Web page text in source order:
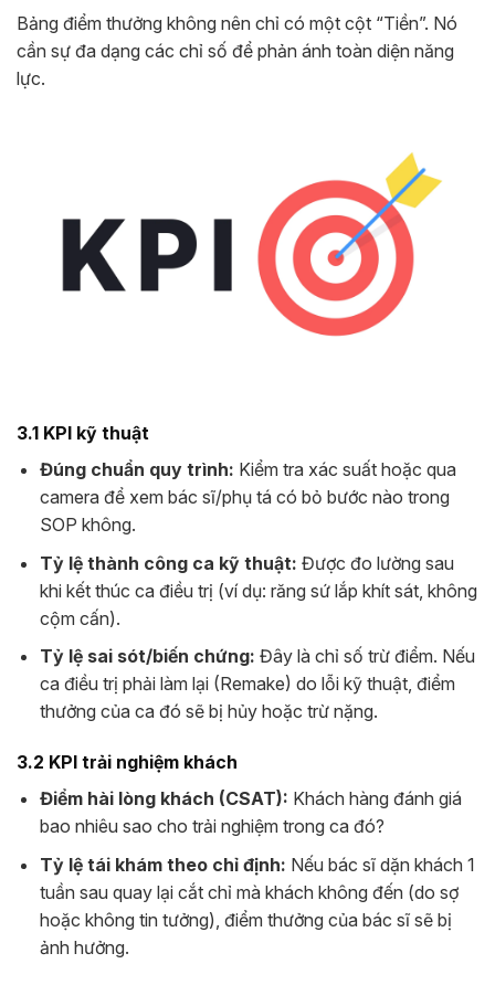
Bảng điểm thưởng không nên chỉ có một cột “Tiền”. Nó
cần sự đa dạng các chỉ số để phản ánh toàn diện năng
lực.
3.1 KPI kỹ thuật
Đúng chuẩn quy trình: Kiểm tra xác suất hoặc qua
camera để xem bác sĩ/phụ tá có bỏ bước nào trong
SOP không.
Tỷ lệ thành công ca kỹ thuật: Được đo lường sau
khi kết thúc ca điều trị (ví dụ: răng sứ lắp khít sát, không
cộm cấn).
Tỷ lệ sai sót/biến chứng: Đây là chỉ số trừ điểm. Nếu
ca điều trị phải làm lại (Remake) do lỗi kỹ thuật, điểm
thưởng của ca đó sẽ bị hủy hoặc trừ nặng.
3.2 KPI trải nghiệm khách
Điểm hài lòng khách (CSAT): Khách hàng đánh giá
bao nhiêu sao cho trải nghiệm trong ca đó?
Tỷ lệ tái khám theo chỉ định: Nếu bác sĩ dặn khách 1
tuần sau quay lại cắt chỉ mà khách không đến (do sợ
hoặc không tin tưởng), điểm thưởng của bác sĩ sẽ bị
ảnh hưởng.